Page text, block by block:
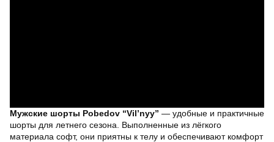
Мужские шорты Pobedov “Vil’nyy” — удобные и практичные
шорты для летнего сезона. Выполненные из лёгкого
материала софт, они приятны к телу и обеспечивают комфорт